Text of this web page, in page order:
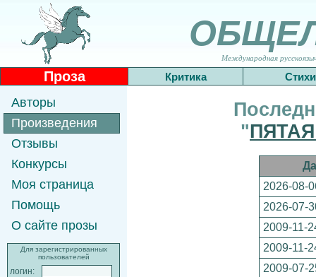
Международная
Проза Критика Стихи
Авторы
Произведения
Отзывы
Конкурсы
Моя страница
Помощь
О сайте прозы
Для зарегистрированных
пользователей
логин:
"
2026-08-
2026-07-
2009-11-
2009-11-
2009-07-